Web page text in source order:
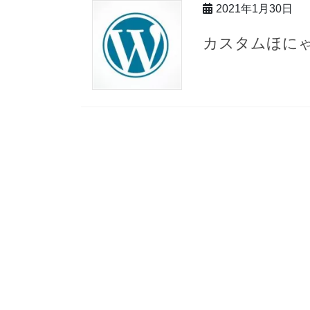
2021年1月30日
カスタムほに